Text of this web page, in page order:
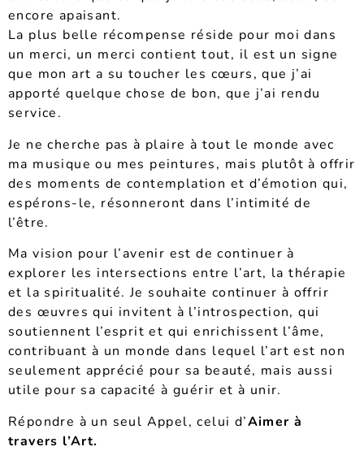
encore apaisant.
La plus belle récompense réside pour moi dans
un merci, un merci contient tout, il est un signe
que mon art a su toucher les cœurs, que j’ai
apporté quelque chose de bon, que j’ai rendu
service.
Je ne cherche pas à plaire à tout le monde avec
ma musique ou mes peintures, mais plutôt à offrir
des moments de contemplation et d’émotion qui,
espérons-le, résonneront dans l’intimité de
l’être.
Ma vision pour l’avenir est de continuer à
explorer les intersections entre l’art, la thérapie
et la spiritualité. Je souhaite continuer à offrir
des œuvres qui invitent à l’introspection, qui
soutiennent l’esprit et qui enrichissent l’âme,
contribuant à un monde dans lequel l’art est non
seulement apprécié pour sa beauté, mais aussi
utile pour sa capacité à guérir et à unir.
Répondre à un seul Appel, celui d’Aimer à
travers l’Art.